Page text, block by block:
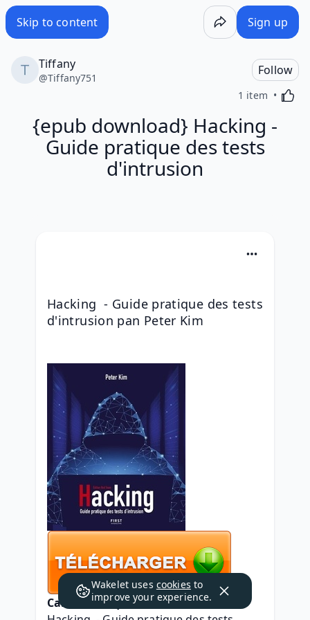
Skip to content Sign up
Tiffany
@Tiffany751
Follow
1 item
{epub download} Hacking -
Guide pratique des tests
d'intrusion
Hacking  - Guide pratique des tests
d'intrusion pan Peter Kim
Caractéristiques
Wakelet uses cookies to
improve your experience.